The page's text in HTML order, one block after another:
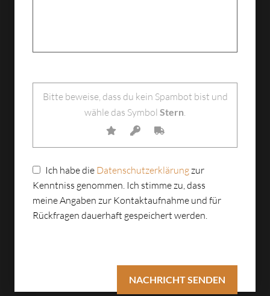
Bitte lasse dieses Feld leer.
Bitte beweise, dass du kein Spambot bist und
wähle das Symbol Stern.
Ich habe die Datenschutzerklärungzur
Kenntniss genommen. Ich stimme zu, dass
meine Angaben zur Kontaktaufnahme und für
Rückfragen dauerhaft gespeichert werden.